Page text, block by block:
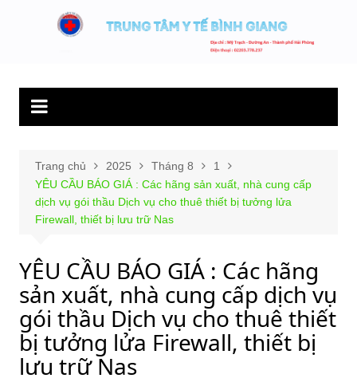
dung
Trung tâm y tế
Hết lòng phục vụ người bệnh và sức khỏe cộng đồng.
Trang chủ 2025 Tháng 8
1
YÊU CẦU BÁO GIÁ : Các hãng sản xuất, nhà cung cấp
dịch vụ gói thầu Dịch vụ cho thuê thiết bị tưởng lửa
Firewall, thiết bị lưu trữ Nas
YÊU CẦU BÁO GIÁ : Các hãng
sản xuất, nhà cung cấp dịch vụ
gói thầu Dịch vụ cho thuê thiết
bị tưởng lửa Firewall, thiết bị
lưu trữ Nas